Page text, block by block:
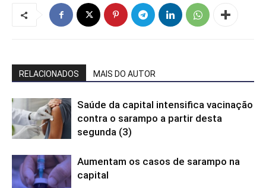
RELACIONADOS MAIS DO AUTOR
Saúde da capital intensifica vacinação
contra o sarampo a partir desta
segunda (3)
Aumentam os casos de sarampo na
capital